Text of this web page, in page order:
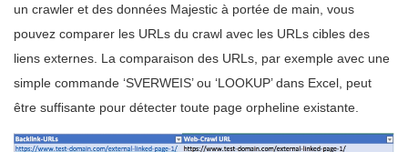
un crawler et des données Majestic à portée de main, vous
pouvez comparer les URLs du crawl avec les URLs cibles des
liens externes. La comparaison des URLs, par exemple avec une
simple commande ‘SVERWEIS’ ou ‘LOOKUP’ dans Excel, peut
être suffisante pour détecter toute page orpheline existante.